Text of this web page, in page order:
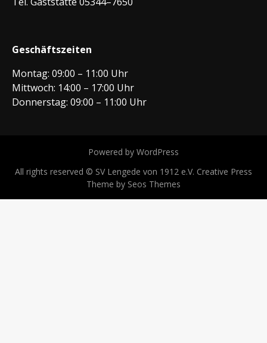
Geschäftszeiten
Montag: 09:00 – 11:00 Uhr
Mittwoch: 14:00 – 17:00 Uhr
Donnerstag: 09:00 – 11:00 Uhr
Powered by WordPress
All rights reserved © SV Lengede von 1912 e.V. Creative Press
Theme by Seos Themes